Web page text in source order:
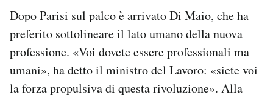
Dopo Parisi sul palco è arrivato Di Maio, che ha
preferito sottolineare il lato umano della nuova
professione. «Voi dovete essere professionali ma
umani», ha detto il ministro del Lavoro: «siete voi
la forza propulsiva di questa rivoluzione». Alla